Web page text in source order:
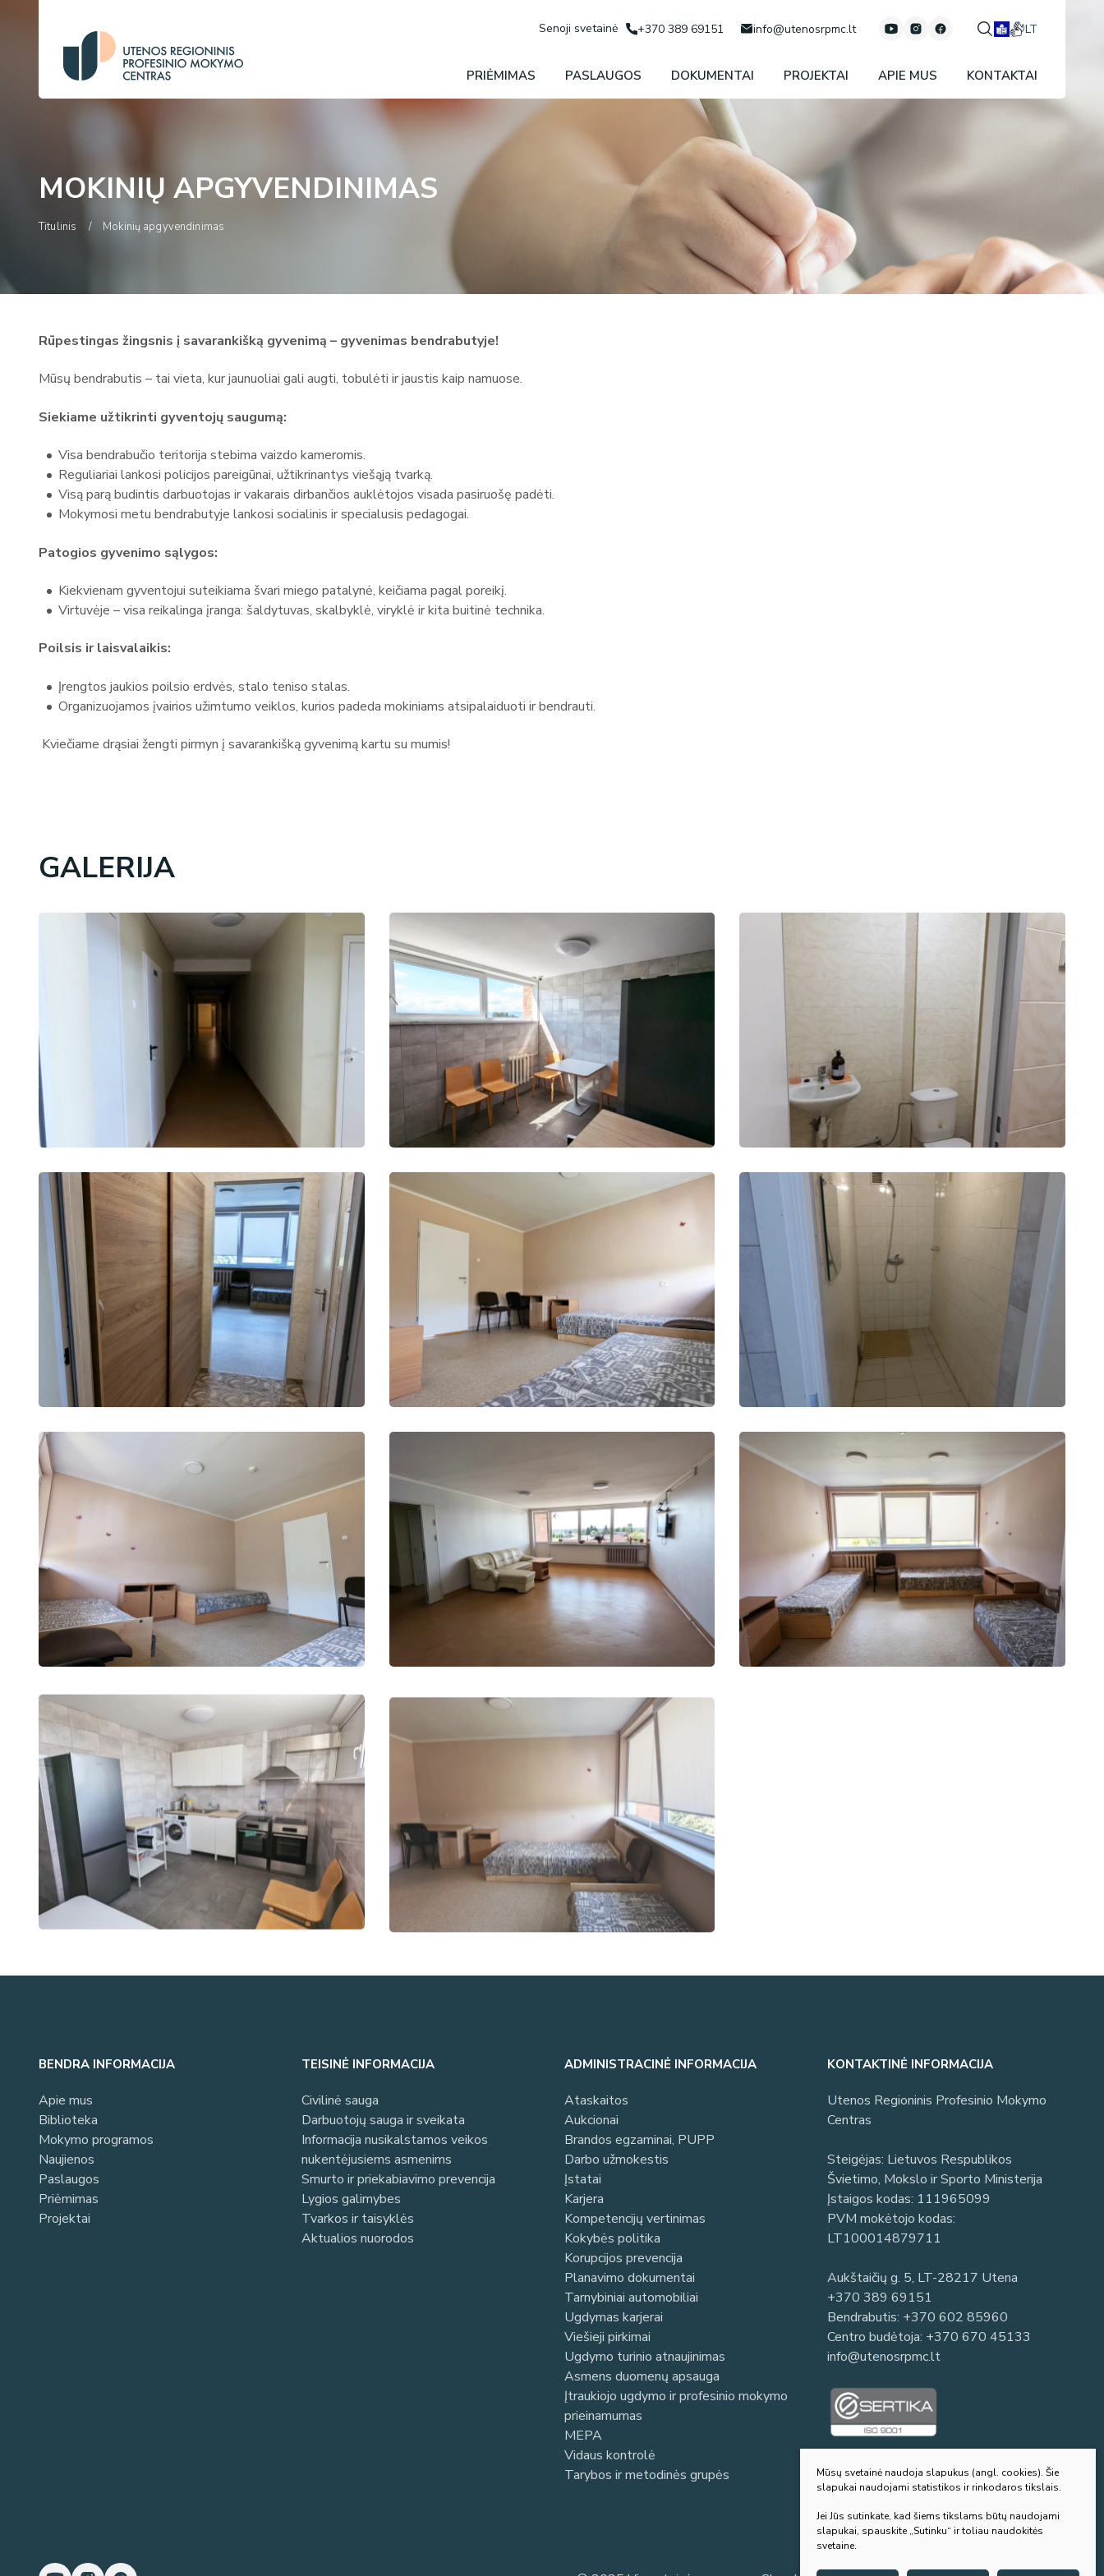
Senoji svetainė +370 389 69151 info@utenosrpmc.lt LT
PRIĖMIMAS PASLAUGOS DOKUMENTAI PROJEKTAI APIE MUS KONTAKTAI
MOKINIŲ APGYVENDINIMAS
Titulinis Mokinių apgyvendinimas
Rūpestingas žingsnis į savarankišką gyvenimą – gyvenimas bendrabutyje!
Mūsų bendrabutis – tai vieta, kur jaunuoliai gali augti, tobulėti ir jaustis kaip namuose.
Siekiame užtikrinti gyventojų saugumą:
Visa bendrabučio teritorija stebima vaizdo kameromis.
Reguliariai lankosi policijos pareigūnai, užtikrinantys viešąją tvarką.
Visą parą budintis darbuotojas ir vakarais dirbančios auklėtojos visada pasiruošę padėti.
Mokymosi metu bendrabutyje lankosi socialinis ir specialusis pedagogai.
Patogios gyvenimo sąlygos:
Kiekvienam gyventojui suteikiama švari miego patalynė, keičiama pagal poreikį.
Virtuvėje – visa reikalinga įranga: šaldytuvas, skalbyklė, viryklė ir kita buitinė technika.
Poilsis ir laisvalaikis:
Įrengtos jaukios poilsio erdvės, stalo teniso stalas.
Organizuojamos įvairios užimtumo veiklos, kurios padeda mokiniams atsipalaiduoti ir bendrauti.
Kviečiame drąsiai žengti pirmyn į savarankišką gyvenimą kartu su mumis!
GALERIJA
BENDRA INFORMACIJA
Apie mus
Biblioteka
Mokymo programos
Naujienos
Paslaugos
Priėmimas
Projektai
TEISINĖ INFORMACIJA
Civilinė sauga
Darbuotojų sauga ir sveikata
Informacija nusikalstamos veikos
nukentėjusiems asmenims
Smurto ir priekabiavimo prevencija
Lygios galimybes
Tvarkos ir taisyklės
Aktualios nuorodos
ADMINISTRACINĖ INFORMACIJA
Ataskaitos
Aukcionai
Brandos egzaminai, PUPP
Darbo užmokestis
Įstatai
Karjera
Kompetencijų vertinimas
Kokybės politika
Korupcijos prevencija
Planavimo dokumentai
Tarnybiniai automobiliai
Ugdymas karjerai
Viešieji pirkimai
Ugdymo turinio atnaujinimas
Asmens duomenų apsauga
Įtraukiojo ugdymo ir profesinio mokymo
prieinamumas
MEPA
Vidaus kontrolė
Tarybos ir metodinės grupės
KONTAKTINĖ INFORMACIJA
Utenos Regioninis Profesinio Mokymo
Centras
Steigėjas: Lietuvos Respublikos
Švietimo, Mokslo ir Sporto Ministerija
Įstaigos kodas: 111965099
PVM mokėtojo kodas:
LT100014879711
Aukštaičių g. 5, LT-28217 Utena
+370 389 69151
Bendrabutis: +370 602 85960
Centro budėtoja: +370 670 45133
info@utenosrpmc.lt
Mūsų svetainė naudoja slapukus (angl. cookies). Šie
slapukai naudojami statistikos ir rinkodaros tikslais.
Jei Jūs sutinkate, kad šiems tikslams būtų naudojami
slapukai, spauskite „Sutinku“ ir toliau naudokitės
svetaine.